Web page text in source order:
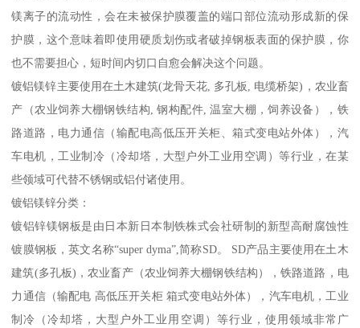
镁离子的流动性，会在未被保护膜覆盖的端口部位流动形成新的保
护膜，这个意味着即使用硬质划伤或者破掉钢板表面的保护膜，你
也不需要担心，短时间内切口自愈会解决这个问题。
镀铝镁锌主要使用在土木建筑(龙骨天花, 多孔板, 电缆桥架)，农业畜
产（农业饲养大棚钢铁结构, 钢构配件, 温室大棚，饲养设备），铁
路道路，电力通信（输配电高低压开关柜、箱式变电站外体），汽
车电机，工业制冷（冷却塔，大型户外工业用空调）等行业，在某
些领域可代替不锈钢或铝付诸使用。
镀铝镁锌分类：
镀铝锌镁钢板是由日本新日本制铁株式会社研制的新型高耐腐蚀性
镀膜钢板，英文名称“super dyma”,简称SD。 SD产品主要使用在土木
建筑(多孔板)，农业畜产（农业饲养大棚钢铁结构），铁路道路，电
力通信（输配电 高低压开关柜 箱式变电站外体），汽车电机，工业
制冷（冷却塔，大型户外工业用空调）等行业，使用领域非常广